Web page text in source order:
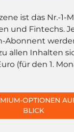
ist das Nr.-1-
und Fintechs.
Abonnent
allen Inhalten
(für den 1.
OPTIONEN
BLICK